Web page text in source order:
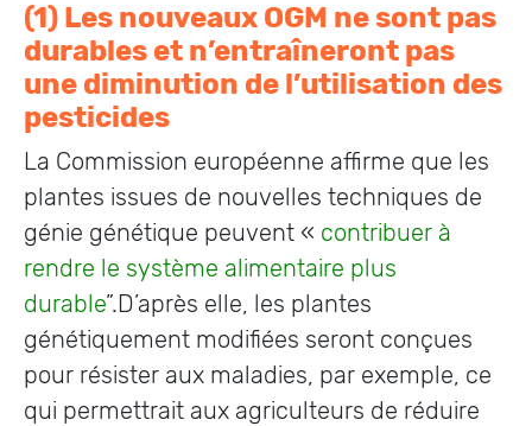
(1) Les nouveaux OGM ne sont pas
durables et n’entraîneront pas
une diminution de l’utilisation des
pesticides
La Commission européenne affirme que les
plantes issues de nouvelles techniques de
génie génétique peuvent « contribuer à
rendre le système alimentaire plus
durable”.D’après elle, les plantes
génétiquement modifiées seront conçues
pour résister aux maladies, par exemple, ce
qui permettrait aux agriculteurs de réduire